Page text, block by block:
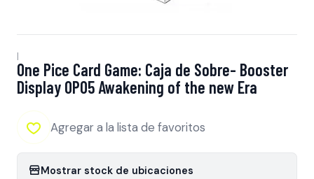
|
One Pice Card Game: Caja de Sobre- Booster
Display OP05 Awakening of the new Era
Agregar a la lista de favoritos
Mostrar stock de ubicaciones